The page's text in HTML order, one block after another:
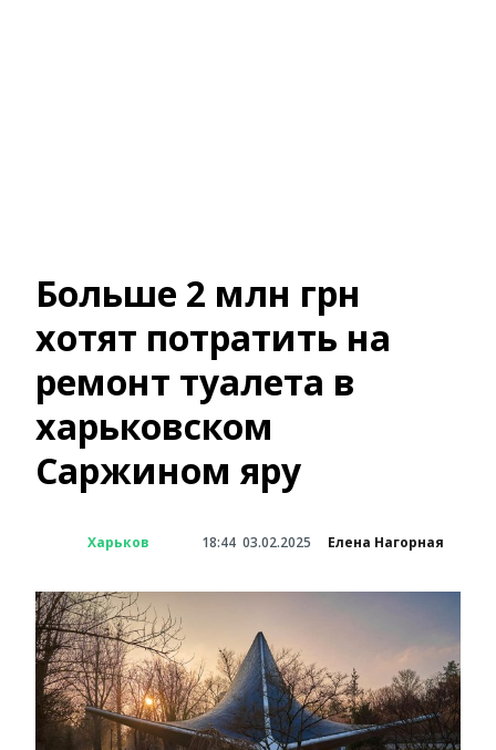
Больше 2 млн грн
хотят потратить на
ремонт туалета в
харьковском
Саржином яру
Харьков 18:44 03.02.2025 Елена Нагорная